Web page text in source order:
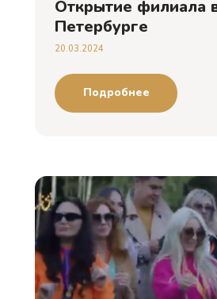
Открытие филиала
Петербурге
20.03.2024
Подробнее